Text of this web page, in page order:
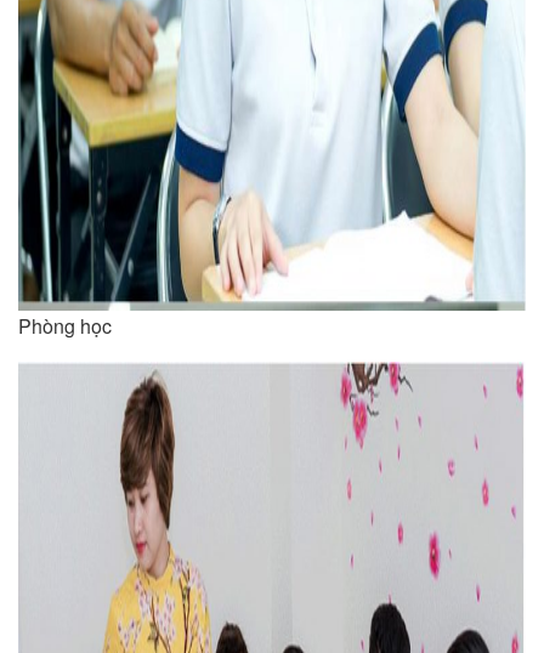
Phòng học